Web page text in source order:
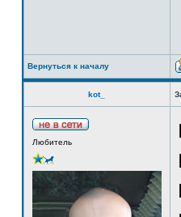
Вернуться к началу
kot_
Любитель